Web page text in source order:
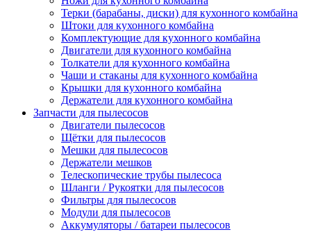
Терки (барабаны, диски) для кухонного комбайна
Штоки для кухонного комбайна
Комплектующие для кухонного комбайна
Двигатели для кухонного комбайна
Толкатели для кухонного комбайна
Чаши и стаканы для кухонного комбайна
Крышки для кухонного комбайна
Держатели для кухонного комбайна
Запчасти для пылесосов
Двигатели пылесосов
Щётки для пылесосов
Мешки для пылесосов
Держатели мешков
Телескопические трубы пылесоса
Шланги / Рукоятки для пылесосов
Фильтры для пылесосов
Модули для пылесосов
Аккумуляторы / батареи пылесосов